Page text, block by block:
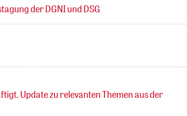
der DGNI und DSG
Update zu relevanten Themen aus der